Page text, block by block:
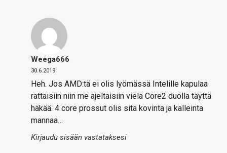
Weega666
30.6.2019
Heh. Jos AMD:tä ei olis lyömässä Intelille kapulaa
rattaisiin niin me ajeltaisiin vielä Core2 duolla täyttä
häkää. 4 core prossut olis sitä kovinta ja kalleinta
mannaa…
Kirjaudu sisään vastataksesi